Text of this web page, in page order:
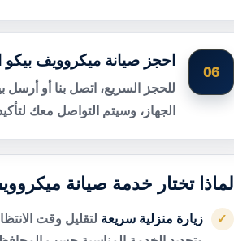
06
احجز صيانة ميكروويف بيكو
للحجز السريع، اتصل بنا أو أرسل
الجهاز، وسيتم التواصل معك
لماذا تختار خدمة صيانة
✓ زيارة منزلية سريعة لتقليل وقت